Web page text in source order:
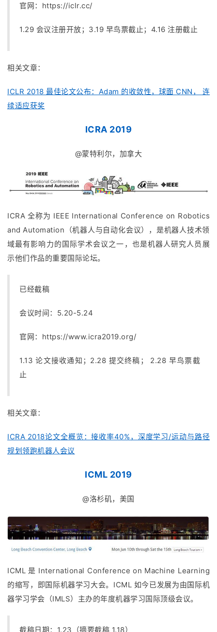
官网： https://iclr.cc/
1.29 会议注册开放；3.19 早鸟票截止；4.16 注册截止
相关文章：
ICLR 2018 最佳论文公布：Adam 的收敛性，球面 CNN， 连
续适应获奖
ICRA 2019
@蒙特利尔，加拿大
ICRA 全称为 IEEE International Conference on Robotics
and Automation（机器人与自动化会议），是机器人技术领
域最有影响力的国际学术会议之一，也是机器人研究人员展
示他们作品的重要国际论坛。
已经截稿
会议时间：5.20-5.24
官网： https://www.icra2019.org/
1.13 论文接收通知；2.28 提交终稿； 2.28 早鸟票截
止
相关文章：
ICRA 2018论文全概览：接收率40%，深度学习/运动与路径
规划领跑机器人会议
ICML 2019
@洛杉矶，美国
ICML 是 International Conference on Machine Learning
的缩写，即国际机器学习大会。ICML 如今已发展为由国际机
器学习学会（IMLS）主办的年度机器学习国际顶级会议。
截稿日期：1.23（摘要截稿 1.18）